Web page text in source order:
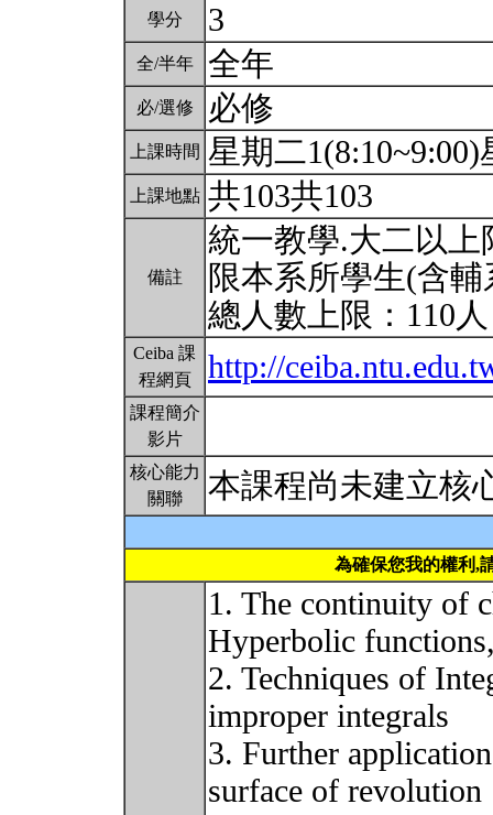
學分 3
全/半年 全年
必/選修 必修
上課時間 星期二
上課地點 共103共103
備註
統一教學.大二以上
限本系所學生(含
總人數上限：110
Ceiba 課
程網頁
http://
課程簡介
影片
核心能力
關聯
本課程尚未建立核
為確保您我的權利,
1. The continuity of
Hyperbolic
2. Techniques of
improper integrals
3. Further
surface of revolution